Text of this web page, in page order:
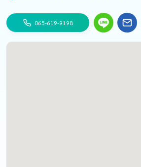
065-619-9198